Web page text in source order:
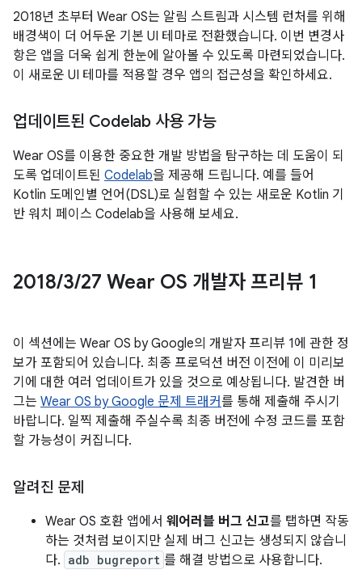
2018년 초부터 Wear OS는 알림 스트림과 시스템 런처를 위해
배경색이 더 어두운 기본 UI 테마로 전환했습니다. 이번 변경사
항은 앱을 더욱 쉽게 한눈에 알아볼 수 있도록 마련되었습니다.
이 새로운 UI 테마를 적용할 경우 앱의 접근성을 확인하세요.
업데이트된 Codelab 사용 가능
Wear OS를 이용한 중요한 개발 방법을 탐구하는 데 도움이 되
도록 업데이트된 Codelab을 제공해 드립니다. 예를 들어
Kotlin 도메인별 언어(DSL)로 실험할 수 있는 새로운 Kotlin 기
반 워치 페이스 Codelab을 사용해 보세요.
2018/3/27 Wear OS 개발자 프리뷰 1
이 섹션에는 Wear OS by Google의 개발자 프리뷰 1에 관한 정
보가 포함되어 있습니다. 최종 프로덕션 버전 이전에 이 미리보
기에 대한 여러 업데이트가 있을 것으로 예상됩니다. 발견한 버
그는 Wear OS by Google 문제 트래커를 통해 제출해 주시기
바랍니다. 일찍 제출해 주실수록 최종 버전에 수정 코드를 포함
할 가능성이 커집니다.
알려진 문제
Wear OS 호환 앱에서 웨어러블 버그 신고를 탭하면 작동
하는 것처럼 보이지만 실제 버그 신고는 생성되지 않습니
다. adb bugreport 를 해결 방법으로 사용합니다.